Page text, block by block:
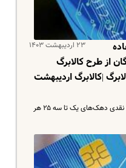
۲۳ اردیبهشت ۱۴۰۳
از طرح کالابرگ
|کالابرگ اردیبهشت
بر اساس اعلام سازمان هدفمندی یارانه‌ها، یارانه نقدی دهک‌های یک تا سه ۲۵ هر